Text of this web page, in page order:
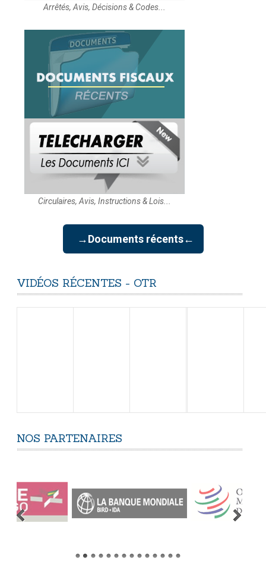
Arrêtés, Avis, Décisions & Codes...
Circulaires, Avis, Instructions & Lois...
→Documents récents←
VIDÉOS RÉCENTES - OTR
NOS PARTENAIRES